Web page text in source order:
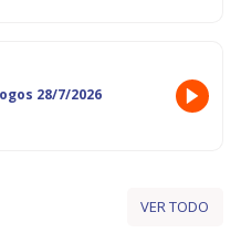
28/7/2026
VER TODO